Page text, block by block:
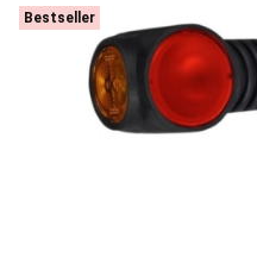
Bestseller